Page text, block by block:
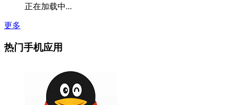
正在加载中...
更多
热门手机应用